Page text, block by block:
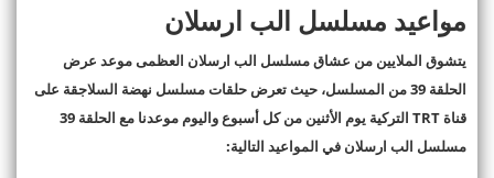
مواعيد مسلسل الب ارسلان
يتشوق الملايين من عشاق مسلسل الب ارسلان العظمى موعد عرض
الحلقة 39 من المسلسل، حيث تعرض حلقات مسلسل نهضة السلاجقة على
قناة
التركية يوم الأثنين من كل أسبوع واليوم موعدنا مع الحلقة 39
مسلسل الب ارسلان في المواعيد التالية: